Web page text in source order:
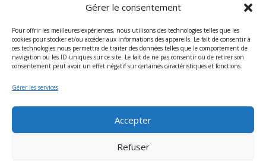
Gérer le consentement
Pour offrir les meilleures expériences, nous utilisons des technologies telles que les
cookies pour stocker et/ou accéder aux informations des appareils. Le fait de consentir à
ces technologies nous permettra de traiter des données telles que le comportement de
navigation ou les ID uniques sur ce site. Le fait de ne pas consentir ou de retirer son
consentement peut avoir un effet négatif sur certaines caractéristiques et fonctions.
Gérer les services
Accepter
Refuser
vous envoyer notre lettre d'information, ainsi
Vous pouvez à tout moment utiliser le lien de
désabonnement intégré dans chacun de nos
mails.